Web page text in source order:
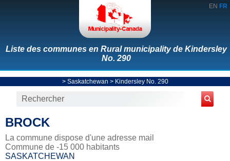
EN FR
Liste des communes en Rural municipality de Kindersley
No. 290
> Saskatchewan > Kindersley No. 290
BROCK
La commune dispose d'une adresse mail
Commune de -15 000 habitants
SASKATCHEWAN